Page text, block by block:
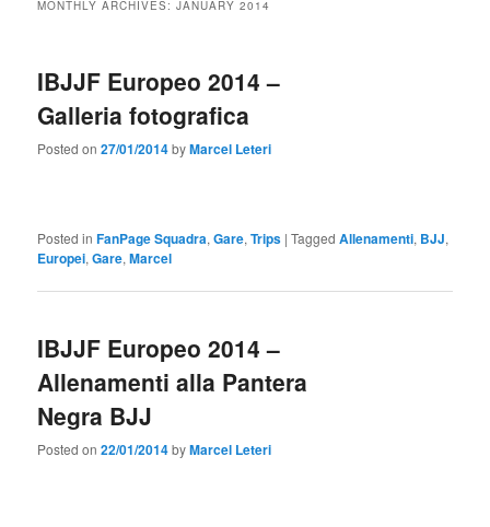
MONTHLY ARCHIVES:JANUARY 2014
IBJJF Europeo 2014 –
Galleria fotografica
Posted on27/01/2014byMarcel Leteri
Posted in FanPage Squadra,Gare,Trips |Tagged Allenamenti, BJJ,
Europei,Gare,Marcel
IBJJF Europeo 2014 –
Allenamenti alla Pantera
Negra BJJ
Posted on22/01/2014byMarcel Leteri